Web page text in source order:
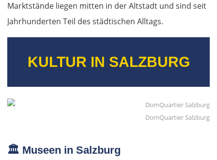
Marktstände liegen mitten in der Altstadt und sind seit
Jahrhunderten Teil des städtischen Alltags.
KULTUR IN SALZBURG
DomQuartier Salzburg
🏛️ Museen in Salzburg